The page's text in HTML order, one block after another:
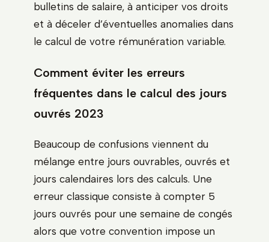
bulletins de salaire, à anticiper vos droits
et à déceler d’éventuelles anomalies dans
le calcul de votre rémunération variable.
Comment éviter les erreurs
fréquentes dans le calcul des jours
ouvrés 2023
Beaucoup de confusions viennent du
mélange entre jours ouvrables, ouvrés et
jours calendaires lors des calculs. Une
erreur classique consiste à compter 5
jours ouvrés pour une semaine de congés
alors que votre convention impose un